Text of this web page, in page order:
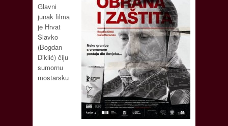
Glavni
junak filma
je Hrvat
Slavko
(Bogdan
Diklić) čiju
sumornu
mostarsku